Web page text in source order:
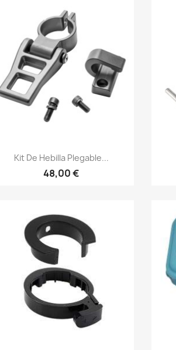
Vista rápida
Kit De Hebilla Plegable...
48,00 €